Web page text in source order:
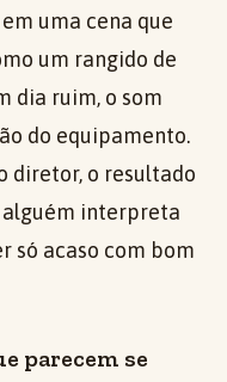
uma cena que
um rangido de
dia ruim, o som
do equipamento.
diretor, o resultado
interpreta
só acaso com bom
parecem se